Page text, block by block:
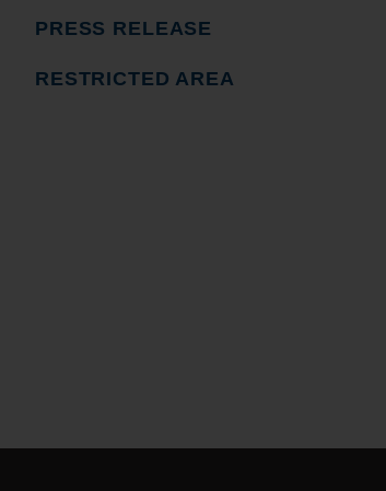
PRESS RELEASE
RESTRICTED AREA